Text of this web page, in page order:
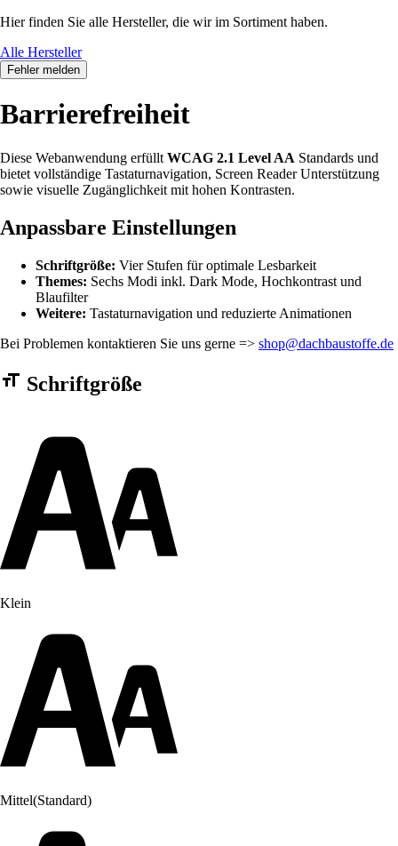
Hier finden Sie alle Hersteller, die wir im Sortiment haben.
Alle Hersteller
Fehler melden
Barrierefreiheit
Diese Webanwendung erfüllt WCAG 2.1 Level AA Standards und
bietet vollständige Tastaturnavigation, Screen Reader Unterstützung
sowie visuelle Zugänglichkeit mit hohen Kontrasten.
Anpassbare Einstellungen
Schriftgröße: Vier Stufen für optimale Lesbarkeit
Themes: Sechs Modi inkl. Dark Mode, Hochkontrast und
Blaufilter
Weitere: Tastaturnavigation und reduzierte Animationen
Bei Problemen kontaktieren Sie uns gerne => shop@dachbaustoffe.de
Barrierefreiheit Einstellungen Formular
Schriftgröße
Klein
Mittel(Standard)